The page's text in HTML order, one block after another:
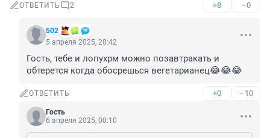
ОТВЕТИТЬ 2 +8 –0
502
5 апреля 2025, 20:42
Гость, тебе и лопухрм можно позавтракать и
обтерется когда обосрешься вегетарианец😂😂😂
ОТВЕТИТЬ +0 –10
Гость
6 апреля 2025, 00:10